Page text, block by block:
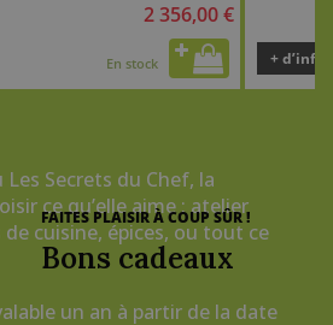
FAITES PLAISIR À COUP SÛR !
Bons cadeaux
Secrets du Chef, la
ce qu’elle aime : atelier
cuisine, épices, ou tout ce
un an à partir de la date
2 356,00 €
En stock + d’infos